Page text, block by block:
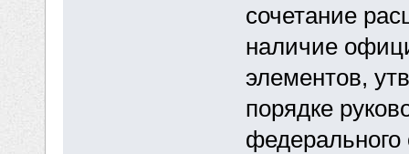
сочетание
наличие
элементов,
порядке
федерального